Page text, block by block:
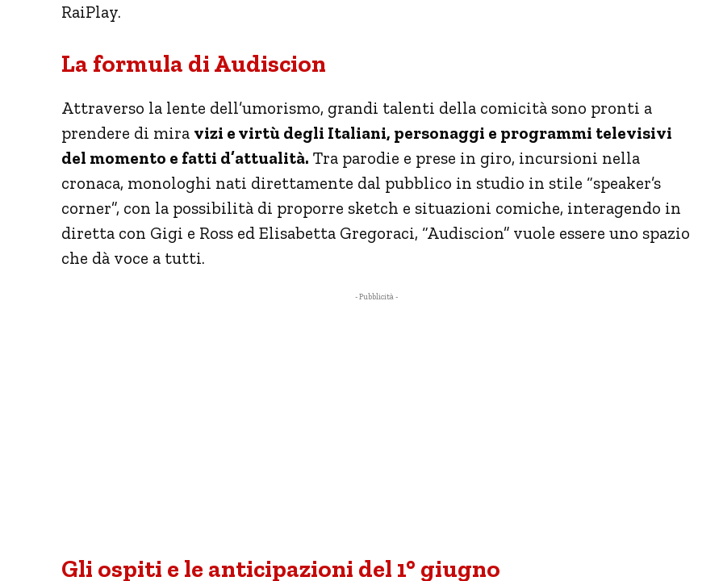
RaiPlay.
La formula di Audiscion
Attraverso la lente dell’umorismo, grandi talenti della comicità sono pronti a
prendere di mira vizi e virtù degli Italiani, personaggi e programmi televisivi
del momento e fatti d’attualità. Tra parodie e prese in giro, incursioni nella
cronaca, monologhi nati direttamente dal pubblico in studio in stile “speaker’s
corner”, con la possibilità di proporre sketch e situazioni comiche, interagendo in
diretta con Gigi e Ross ed Elisabetta Gregoraci, “Audiscion” vuole essere uno spazio
che dà voce a tutti.
- Pubblicità -
Gli ospiti e le anticipazioni del 1° giugno